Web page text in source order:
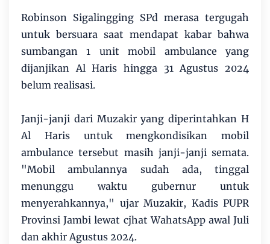
Robinson Sigalingging SPd merasa tergugah
untuk bersuara saat mendapat kabar bahwa
sumbangan 1 unit mobil ambulance yang
dijanjikan Al Haris hingga 31 Agustus 2024
belum realisasi.
Janji-janji dari Muzakir yang diperintahkan H
Al Haris untuk mengkondisikan mobil
ambulance tersebut masih janji-janji semata.
"Mobil ambulannya sudah ada, tinggal
menunggu waktu gubernur untuk
menyerahkannya," ujar Muzakir, Kadis PUPR
Provinsi Jambi lewat cjhat WahatsApp awal Juli
dan akhir Agustus 2024.